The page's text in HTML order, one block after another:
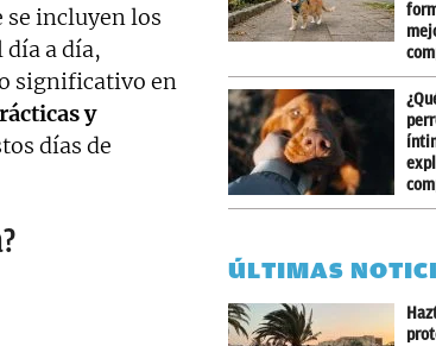
incluyen los
día a día,
significativo en
y
días de
ÚLTIMAS